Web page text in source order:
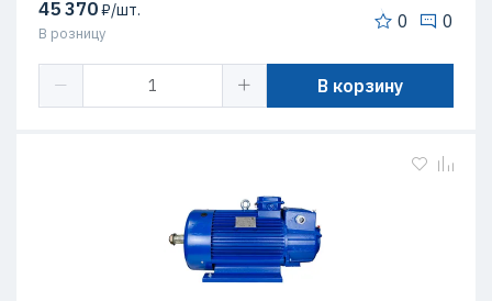
45 370₽/шт.
В розницу
0 0
В корзину